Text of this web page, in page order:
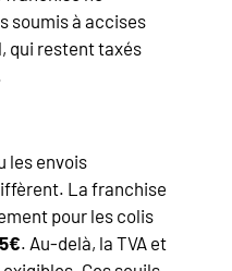
soumis à accises
qui restent taxés
les envois
La franchise
pour les colis
. Au-delà, la TVA et